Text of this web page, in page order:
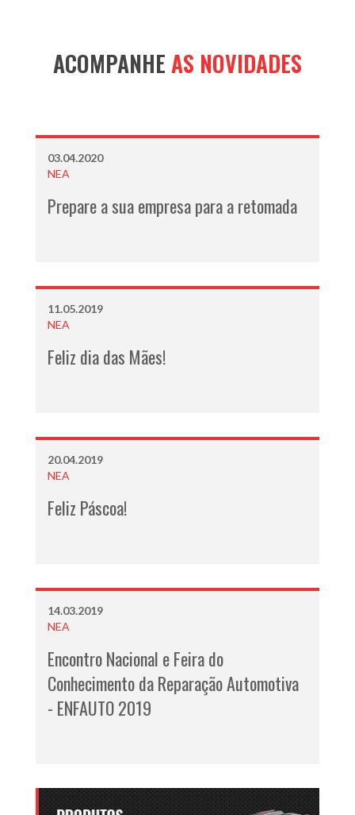
ACOMPANHEAS NOVIDADES
03.04.2020
NEA
Prepare a sua empresa para a retomada
11.05.2019
NEA
Feliz dia das Mães!
20.04.2019
NEA
Feliz Páscoa!
14.03.2019
NEA
Encontro Nacional e Feira do
Conhecimento da Reparação Automotiva
- ENFAUTO 2019